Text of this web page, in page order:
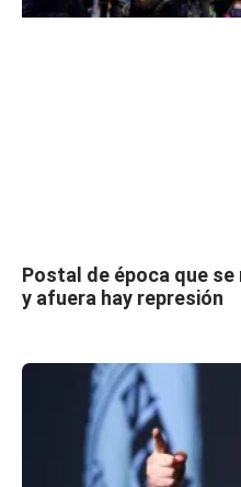
Postal de época que
y afuera hay represión